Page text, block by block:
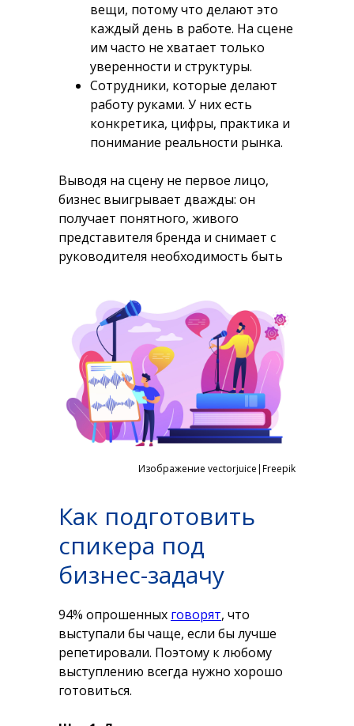
вещи, потому что делают это
каждый день в работе. На сцене
им часто не хватает только
уверенности и структуры.
Сотрудники, которые делают
работу руками. У них есть
конкретика, цифры, практика и
понимание реальности рынка.
Выводя на сцену не первое лицо,
бизнес выигрывает дважды: он
получает понятного, живого
представителя бренда и снимает с
руководителя необходимость быть
Изображение vectorjuice|Freepik
Как подготовить
спикера под
бизнес-задачу
94% опрошенных говорят, что
выступали бы чаще, если бы лучше
репетировали. Поэтому к любому
выступлению всегда нужно хорошо
готовиться.